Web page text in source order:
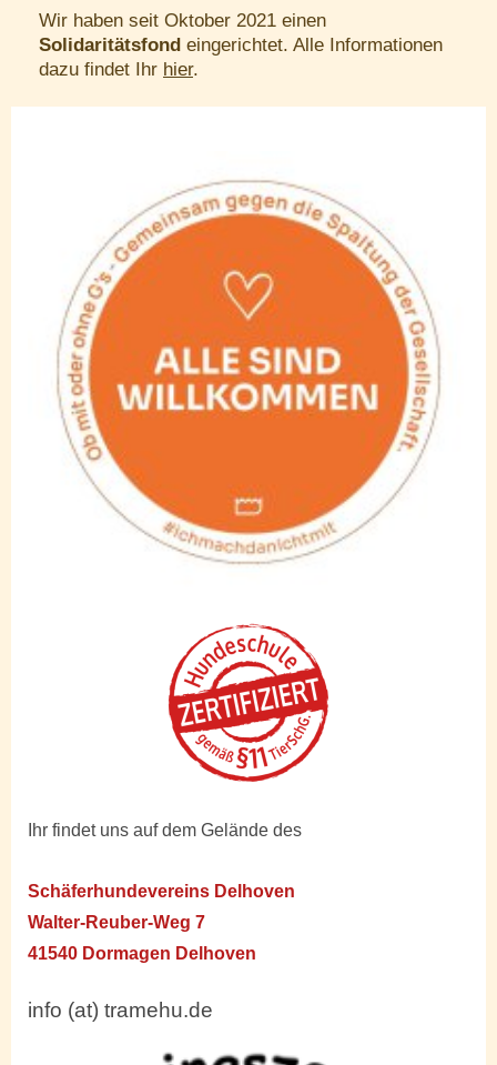
Wir haben seit Oktober 2021 einen
Solidaritätsfond eingerichtet. Alle Informationen
dazu findet Ihr hier.
Ihr findet uns auf dem Gelände des
Schäferhundevereins Delhoven
Walter-Reuber-Weg 7
41540 Dormagen Delhoven
info (at) tramehu.de